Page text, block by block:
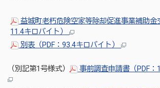
益城町老朽危険空家等除却促進事業補助金
11.4キロバイト）
別表（PDF：93.4キロバイト）
（別記第1号様式） 事前調査申請書（PDF：